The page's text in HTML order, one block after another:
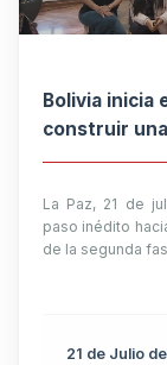
Bolivia inicia
construir
La Paz, 21 de
paso inédito
de la segunda
21 de Julio